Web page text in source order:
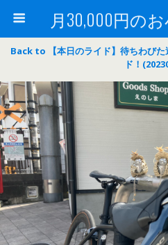
Back to 【本日のライド】待ちわび
ド！